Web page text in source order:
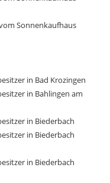
Sonnenkaufhaus
in Bad Krozingen
in Bahlingen am
in Biederbach
in Biederbach
in Biederbach